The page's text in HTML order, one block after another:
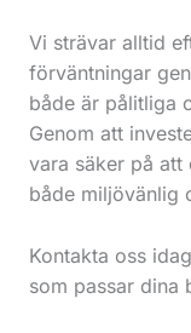
Vi strävar alltid
förväntningar
både är pålitliga
Genom att
vara säker på
både miljövänlig
Kontakta oss
som passar dina